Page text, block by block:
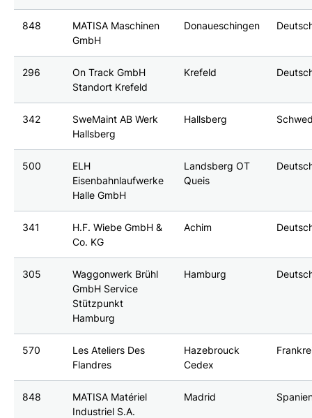
848
MATISA Maschinen
GmbH
Donaueschingen
296
On Track GmbH
Standort Krefeld
Krefeld
342
SweMaint AB Werk
Hallsberg
Hallsberg
500
ELH
Eisenbahnlaufwerke
Halle GmbH
Landsberg OT
Queis
341
H.F. Wiebe GmbH &
Co. KG
Achim
305
Waggonwerk Brühl
GmbH Service
Stützpunkt
Hamburg
Hamburg
570
Les Ateliers Des
Flandres
Hazebrouck
Cedex
848
MATISA Matériel
Industriel S.A.
Madrid